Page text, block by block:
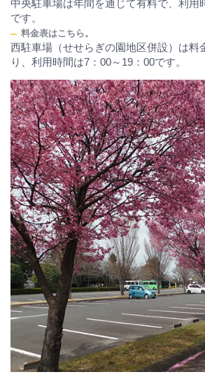
中央駐車場は年間を通じて有料で、利用
です。
料金表はこちら。
西駐車場（せせらぎの園地区併設）は料
り、利用時間は7：00～19：00です。